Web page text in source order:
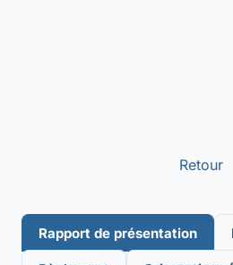
Retour
Rapport de présentation